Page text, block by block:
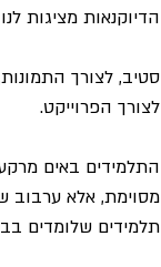
הדיוקנאות מציגות
סטיב, לצורך
לצורך הפרוייקט.
התלמידים באים
מסוימת, אלא ערבוב
תלמידים שלומדים